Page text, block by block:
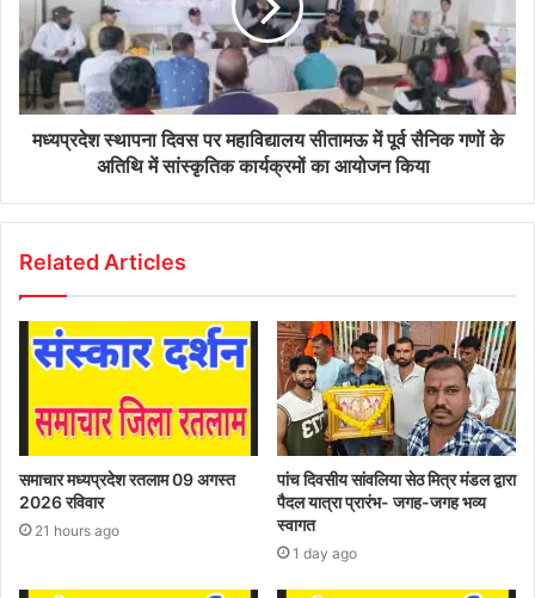
मध्यप्रदेश स्थापना दिवस पर महाविद्यालय सीतामऊ में पूर्व सैनिक गणों के
अतिथि में सांस्कृतिक कार्यक्रमों का आयोजन किया
Related Articles
समाचार मध्यप्रदेश रतलाम 09 अगस्त
2026 रविवार
21 hours ago
पांच दिवसीय सांवलिया सेठ मित्र मंडल द्वारा
पैदल यात्रा प्रारंभ- जगह-जगह भव्य
स्वागत
1 day ago